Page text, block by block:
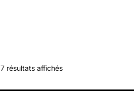
7 résultats affichés